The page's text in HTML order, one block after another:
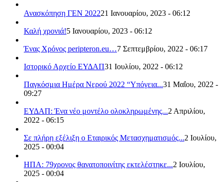
Ανασκόπηση ΓΕΝ 202221 Ιανουαρίου, 2023 - 06:12
Καλή χρονιά!5 Ιανουαρίου, 2023 - 06:12
Ένας Χρόνος peripteron.eu…7 Σεπτεμβρίου, 2022 - 06:17
Ιστορικό Αρχείο ΕΥΔΑΠ31 Ιουλίου, 2022 - 06:12
Παγκόσμια Ημέρα Νερού 2022 “Υπόγεια...31 Μαΐου, 2022 -
09:27
ΕΥΔΑΠ: Ένα νέο μοντέλο ολοκληρωμένης...2 Απριλίου,
2022 - 06:15
Σε πλήρη εξέλιξη ο Εταιρικός Μετασχηματισμός...2 Ιουλίου,
2025 - 00:04
ΗΠΑ: 79χρονος θανατοποινίτης εκτελέστηκε...2 Ιουλίου,
2025 - 00:04